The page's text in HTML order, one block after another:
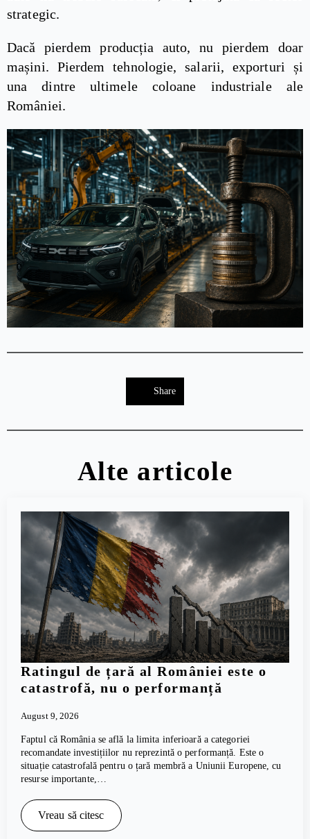
strategic.
Dacă pierdem producția auto, nu pierdem doar
mașini. Pierdem tehnologie, salarii, exporturi și
una dintre ultimele coloane industriale ale
României.
Share
Alte articole
Ratingul de țară al României este o
catastrofă, nu o performanță
August 9, 2026
Faptul că România se află la limita inferioară a categoriei
recomandate investițiilor nu reprezintă o performanță. Este o
situație catastrofală pentru o țară membră a Uniunii Europene, cu
resurse importante,…
Vreau să citesc